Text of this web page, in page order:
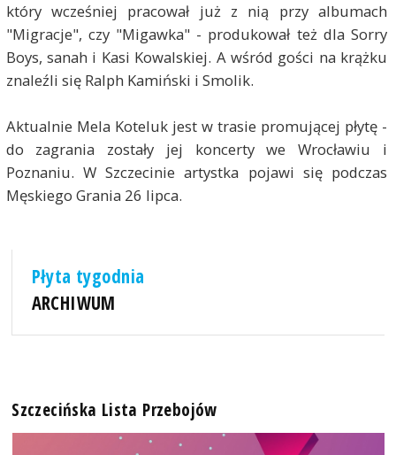
który wcześniej pracował już z nią przy albumach
"Migracje", czy "Migawka" - produkował też dla Sorry
Boys, sanah i Kasi Kowalskiej. A wśród gości na krążku
znaleźli się Ralph Kamiński i Smolik.
Aktualnie Mela Koteluk jest w trasie promującej płytę -
do zagrania zostały jej koncerty we Wrocławiu i
Poznaniu. W Szczecinie artystka pojawi się podczas
Męskiego Grania 26 lipca.
Płyta tygodnia
ARCHIWUM
Szczecińska Lista Przebojów